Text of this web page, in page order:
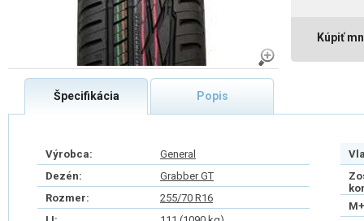
Kúpiť
Špecifikácia Popis
Výrobca:
General
Dezén:
Grabber GT
Rozmer:
255/70 R16